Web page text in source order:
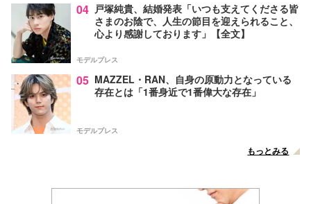
04 戸塚純貴、結婚発表「いつも支えてくださる皆
さまのお陰で、人生の節目を迎えられること、
心より感謝しております」【全文】
モデルプレス
05 MAZZEL・RAN、自身の原動力となっている
存在とは「1番身近で1番偉大な存在」
モデルプレス
もっとみる